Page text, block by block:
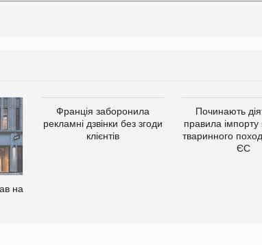
на
Франція заборонила
рекламні дзвінки без згоди
клієнтів
Починають
правила імпорту
тваринного
ЄС